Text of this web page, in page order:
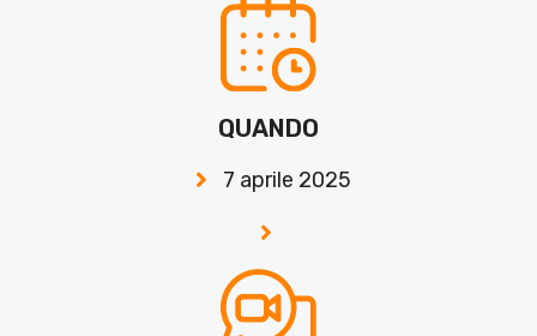
QUANDO
7 aprile 2025